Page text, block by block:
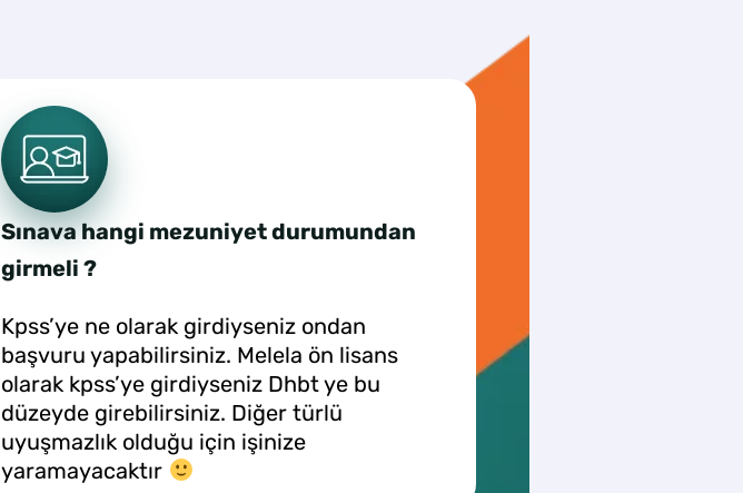
Sınava hangi mezuniyet durumundan
girmeli ?
Kpss’ye ne olarak girdiyseniz ondan
başvuru yapabilirsiniz. Melela ön lisans
olarak kpss’ye girdiyseniz Dhbt ye bu
düzeyde girebilirsiniz. Diğer türlü
uyuşmazlık olduğu için işinize
yaramayacaktır